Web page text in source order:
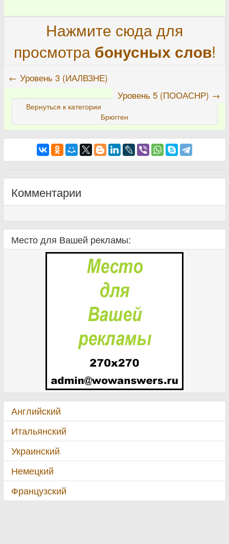
Нажмите сюда для
просмотра бонусных слов!
← Уровень 3 (ИАЛВЗНЕ)
Уровень 5 (ПООАСНР) →
Вернуться к категории
Брюгген
Комментарии
Место для Вашей рекламы:
Английский
Итальянский
Украинский
Немецкий
Французский